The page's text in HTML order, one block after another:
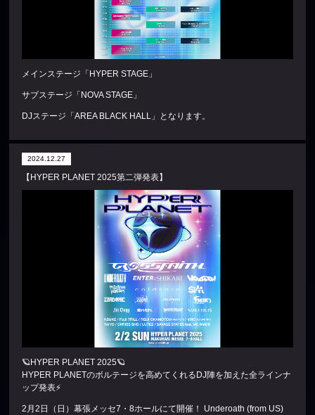
メインステージ「HYPER STAGE」
サブステージ「NOVA STAGE」
DJステージ「AREA BLACK HALL」となります。
2024.12.27
【HYPER PLANET 2025第二弾発表】
🪐HYPER PLANET 2025🪐
HYPER PLANETのボルテージを高めてくれるDJ陣を加えた全ラインナ
ップ発表⚡️
2月2日（日）幕張メッセ7・8ホールにて開催！ Underoath (from US)